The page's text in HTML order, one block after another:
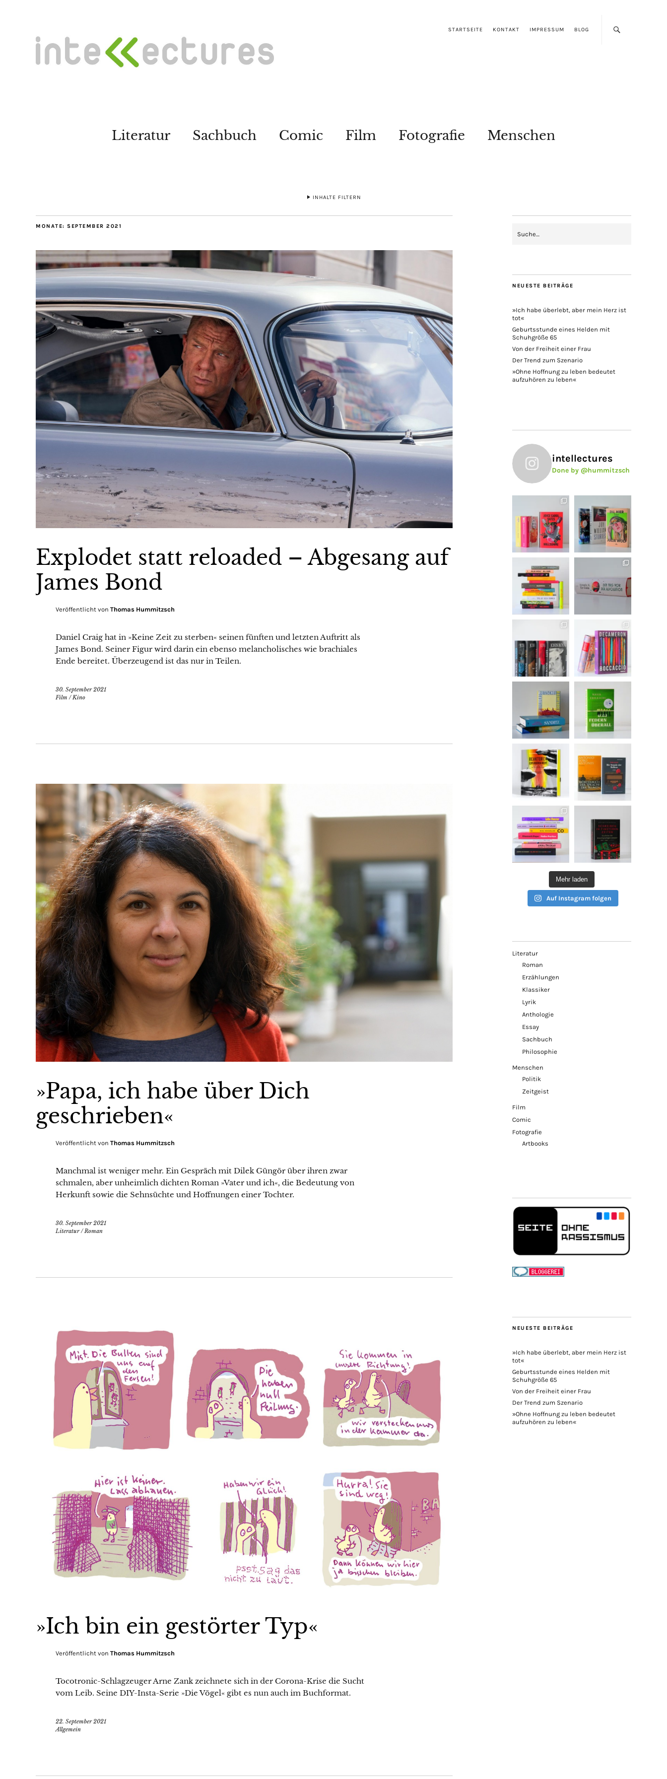
STARTSEITE KONTAKT IMPRESSUM BLOG
Literatur Sachbuch Comic Film Fotografie Menschen
INHALTE FILTERN
MONATE: SEPTEMBER 2021
Explodet statt reloaded – Abgesang auf
James Bond
Veröffentlicht von Thomas Hummitzsch
Daniel Craig hat in »Keine Zeit zu sterben« seinen fünften und letzten Auftritt als
James Bond. Seiner Figur wird darin ein ebenso melancholisches wie brachiales
Ende bereitet. Überzeugend ist das nur in Teilen.
30. September 2021
Film /Kino
»Papa, ich habe über Dich
geschrieben«
Veröffentlicht von Thomas Hummitzsch
Manchmal ist weniger mehr. Ein Gespräch mit Dilek Güngör über ihren zwar
schmalen, aber unheimlich dichten Roman »Vater und ich«, die Bedeutung von
Herkunft sowie die Sehnsüchte und Hoffnungen einer Tochter.
30. September 2021
Literatur/Roman
»Ich bin ein gestörter Typ«
Veröffentlicht von Thomas Hummitzsch
Tocotronic-Schlagzeuger Arne Zank zeichnete sich in der Corona-Krise die Sucht
vom Leib. Seine DIY-Insta-Serie »Die Vögel« gibt es nun auch im Buchformat.
22. September 2021
Allgemein
NEUESTE BEITRÄGE
»Ich habe überlebt, aber mein Herz ist
tot«
Geburtsstunde eines Helden mit
Schuhgröße 65
Von der Freiheit einer Frau
Der Trend zum Szenario
»Ohne Hoffnung zu leben bedeutet
aufzuhören zu leben«
intellectures
Done by @hummitzsch
Mehr laden
Auf Instagram folgen
Literatur
Roman
Erzählungen
Klassiker
Lyrik
Anthologie
Essay
Sachbuch
Philosophie
Menschen
Politik
Zeitgeist
Film
Comic
Fotografie
Artbooks
NEUESTE BEITRÄGE
»Ich habe überlebt, aber mein Herz ist
tot«
Geburtsstunde eines Helden mit
Schuhgröße 65
Von der Freiheit einer Frau
Der Trend zum Szenario
»Ohne Hoffnung zu leben bedeutet
aufzuhören zu leben«